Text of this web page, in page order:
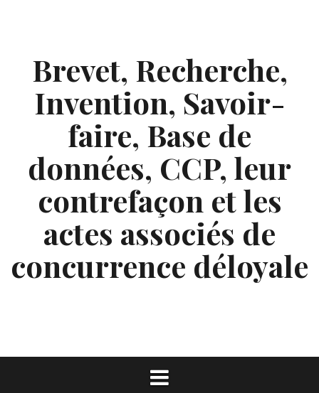
Brevet, Recherche,
Invention, Savoir-
faire, Base de
données, CCP, leur
contrefaçon et les
actes associés de
concurrence déloyale